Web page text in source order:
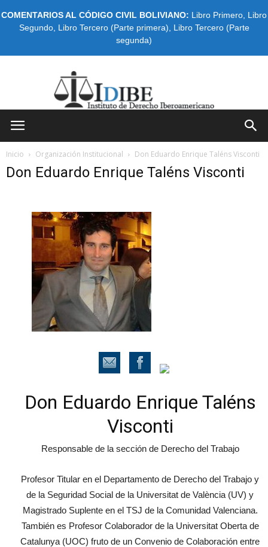
COMENTARIOS AL CÓDIGO CIVIL BOLIVIANO: Libro Primero Libro
Segundo, Libro Tercero (Parte primera)
Libro Tercero (Parte
segunda)
Inicio Organización Institucional Don Eduardo Enrique Taléns Visconti
Don Eduardo Enrique Taléns Visconti
Don Eduardo Enrique Taléns
Visconti
Responsable de la sección de Derecho del Trabajo
Profesor Titular en el Departamento de Derecho del Trabajo y
de la Seguridad Social de la Universitat de València (UV) y
Magistrado Suplente en el TSJ de la Comunidad Valenciana.
También es Profesor Colaborador de la Universitat Oberta de
Catalunya (UOC) fruto de un Convenio de Colaboración entre